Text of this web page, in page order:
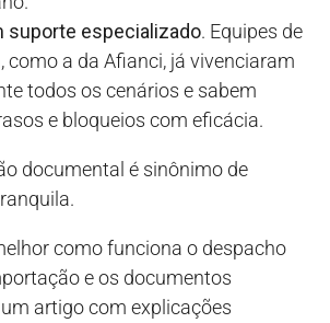
suporte especializado. Equipes de
como a da Afianci, já vivenciaram
todos os cenários e sabem
e bloqueios com eficácia.
documental é sinônimo de
como funciona o despacho
e os documentos
artigo com explicações